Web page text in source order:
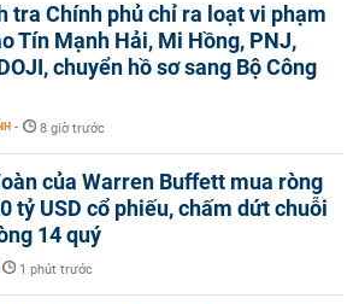
tra Chính phủ chỉ ra loạt vi phạm
Tín Mạnh Hải, Mi Hồng, PNJ,
chuyển hồ sơ sang Bộ Công
- 8 giờ trước
của Warren Buffett mua ròng
tỷ USD cổ phiếu, chấm dứt chuỗi
14 quý
1 phút trước